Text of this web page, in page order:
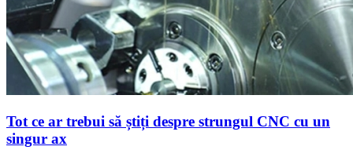
Tot ce ar trebui să știți despre strungul CNC cu un
singur ax